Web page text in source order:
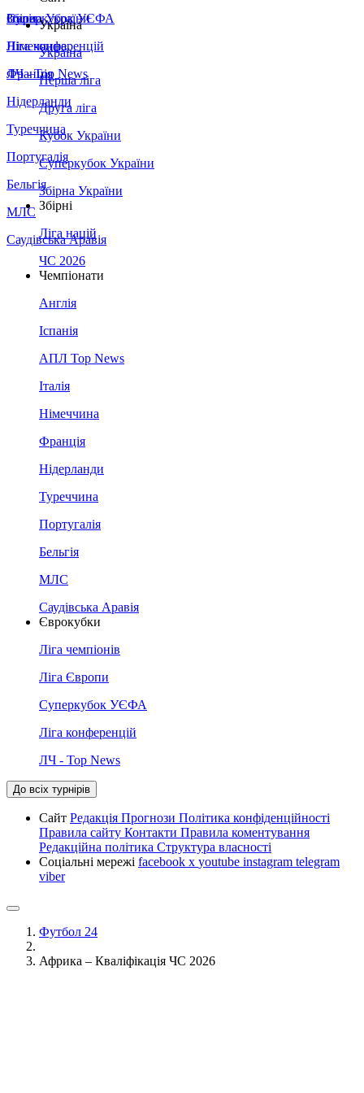
Збірна України
Італія
Німеччина
Франція
Нідерланди
Туреччина
Португалія
Бельгія
МЛС
Саудівська Аравія
Суперкубок УЄФА
Ліга конференцій
ЛЧ - Top News
Україна
Україна
Перша ліга
Друга ліга
Кубок України
Суперкубок України
Збірна України
Збірні
Ліга націй
ЧС 2026
Чемпіонати
Англія
Іспанія
АПЛ Top News
Італія
Німеччина
Франція
Нідерланди
Туреччина
Португалія
Бельгія
МЛС
Саудівська Аравія
Єврокубки
Ліга чемпіонів
Ліга Європи
Суперкубок УЄФА
Ліга конференцій
ЛЧ - Top News
До всіх турнірів
Сайт Редакція Прогнози Політика конфіденційності
Правила сайту Контакти Правила коментування
Редакційна політика Структура власності
Соціальні мережі facebook x youtube instagram telegram
viber
Футбол 24
Африка – Кваліфікація ЧС 2026